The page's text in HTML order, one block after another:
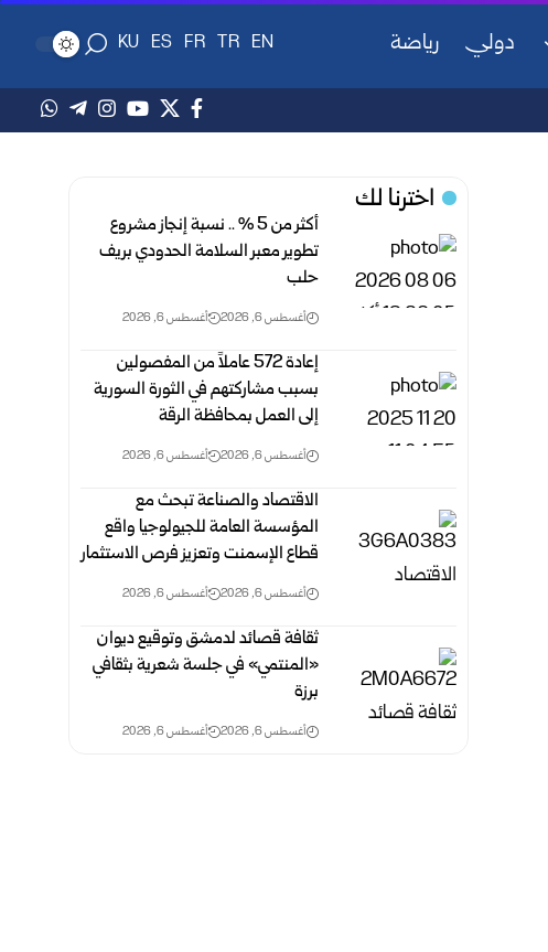
دولي رياضة EN
TR
FR
ES
KU
اخترنا لك
أكثر من 5 % .. نسبة إنجاز مشروع
تطوير معبر السلامة الحدودي بريف
حلب
أغسطس 6, 2026 أغسطس 6, 2026
إعادة 572 عاملاً من المفصولين
بسبب مشاركتهم في الثورة السورية
إلى العمل ‏بمحافظة الرقة
أغسطس 6, 2026 أغسطس 6, 2026
الاقتصاد والصناعة تبحث مع
المؤسسة العامة للجيولوجيا واقع
قطاع الإسمنت وتعزيز فرص الاستثمار
أغسطس 6, 2026 أغسطس 6, 2026
ثقافة قصائد لدمشق وتوقيع ديوان
«المنتمي» في جلسة شعرية بثقافي
برزة
أغسطس 6, 2026 أغسطس 6, 2026